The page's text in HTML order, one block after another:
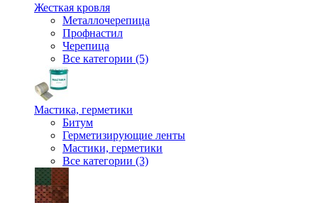
Жесткая кровля
Металлочерепица
Профнастил
Черепица
Все категории (5)
Мастика, герметики
Битум
Герметизирующие ленты
Мастики, герметики
Все категории (3)